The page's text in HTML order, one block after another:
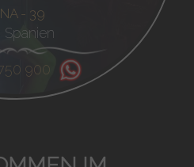
- 39
Spanien
900